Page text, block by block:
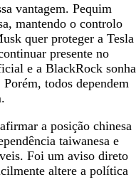
vantagem. Pequim
mantendo o controlo
quer proteger a Tesla
presente no
e a BlackRock sonha
todos dependem
a posição chinesa
taiwanesa e
Foi um aviso direto
altere a política